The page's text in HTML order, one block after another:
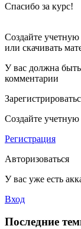
Спасибо за курс!
Создайте
или скачивать
У вас должна быть
комментарии
Создайте
Регистрация
Авторизоваться
У вас уже есть
Вход
Последние